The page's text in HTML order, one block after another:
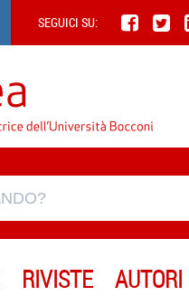
SEGUICI SU:
RIVISTE AUTORI